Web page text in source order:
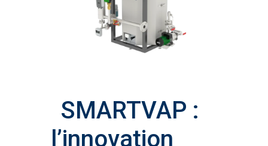
SMARTVAP :
l’innovation